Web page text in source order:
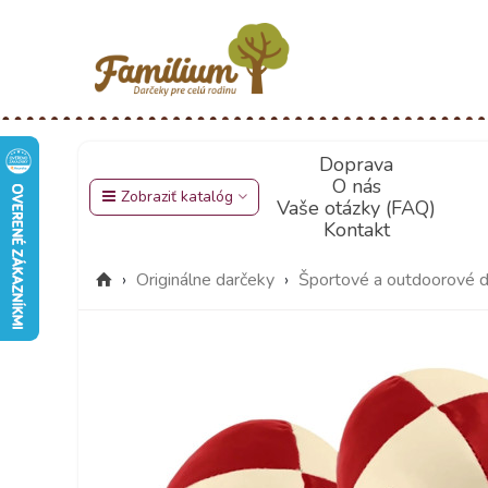
Zobraziť katalóg
Doprava
O nás
Vaše otázky (FAQ)
Kontakt
› Originálne darčeky › Športové a outdoorové